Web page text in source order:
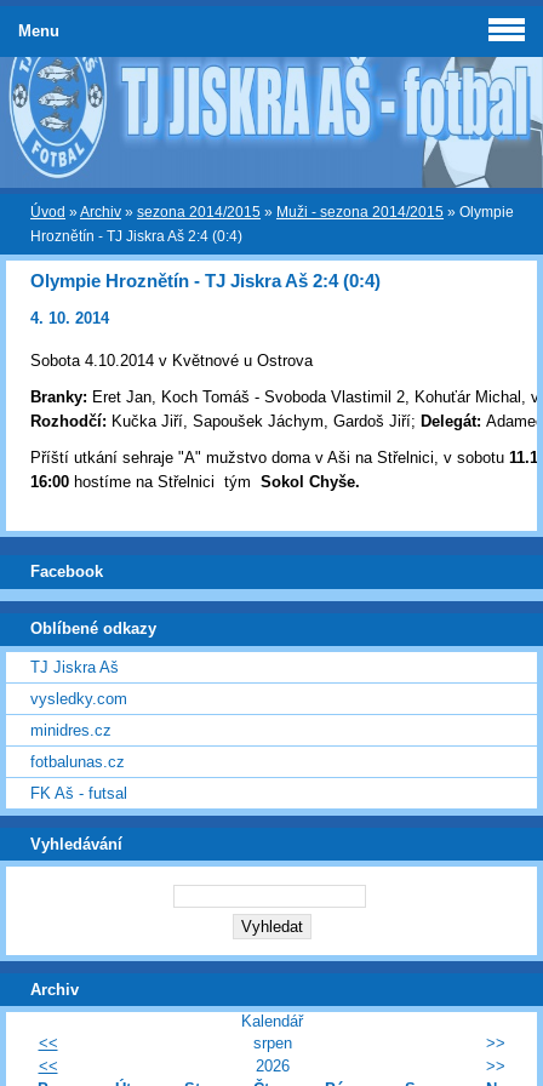
Úvod »Archiv » sezona 2014/2015 » Muži - sezona 2014/2015 » Olympie
Hroznětín - TJ Jiskra Aš 2:4 (0:4)
Olympie Hroznětín - TJ Jiskra Aš 2:4 (0:4)
4. 10. 2014
Sobota 4.10.2014 v Květnové u Ostrova
Branky: Eret Jan, Koch Tomáš - Svoboda Vlastimil 2, Kohuťár Michal,
Rozhodčí: Kučka Jiří, Sapoušek Jáchym, Gardoš Jiří; Delegát:
Příští utkání sehraje "A" mužstvo doma v Aši na Střelnici, v sobotu 11
16:00 hostíme na Střelnici tým Sokol Chyše.
Menu
Facebook
Oblíbené odkazy
TJ Jiskra Aš
vysledky.com
minidres.cz
fotbalunas.cz
FK Aš - futsal
Vyhledávání
Archiv
Kalendář
<<
srpen
>>
<<
2026
>>